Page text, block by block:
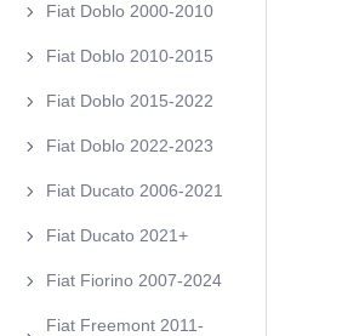
Fiat Doblo 2000-2010
Fiat Doblo 2010-2015
Fiat Doblo 2015-2022
Fiat Doblo 2022-2023
Fiat Ducato 2006-2021
Fiat Ducato 2021+
Fiat Fiorino 2007-2024
Fiat Freemont 2011-